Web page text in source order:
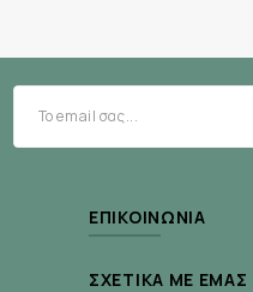
Συστατικάανά 2
ΕΠΙΚΟΙΝΩΝΊΑ
ΣΧΕΤΙΚΆ ΜΕ ΕΜΆΣ